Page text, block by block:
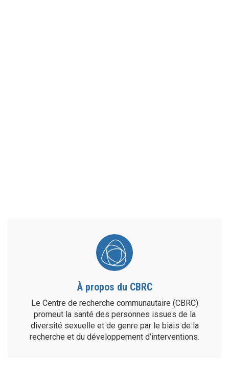
À propos du CBRC
Le Centre de recherche communautaire (CBRC)
promeut la santé des personnes issues de la
diversité sexuelle et de genre par le biais de la
recherche et du développement d’interventions.